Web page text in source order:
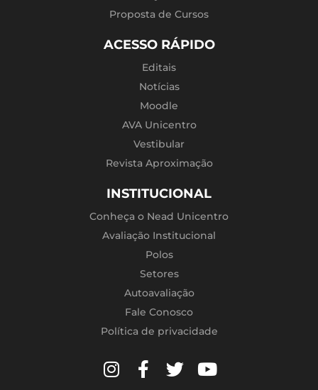
Proposta de Cursos
ACESSO RÁPIDO
Editais
Notícias
Moodle
AVA Unicentro
Vestibular
Revista Aproximação
INSTITUCIONAL
Conheça o Nead Unicentro
Avaliação Institucional
Polos
Setores
Autoavaliação
Fale Conosco
Política de privacidade